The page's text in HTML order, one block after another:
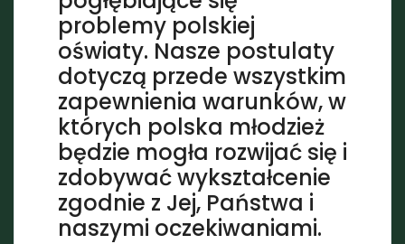
problemy polskiej
oświaty. Nasze postulaty
dotyczą przede wszystkim
zapewnienia warunków, w
których polska młodzież
będzie mogła rozwijać się i
zdobywać wykształcenie
zgodnie z Jej, Państwa i
naszymi oczekiwaniami.